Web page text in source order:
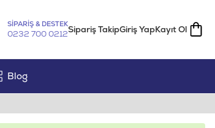
SİPARİŞ & DESTEK
0232 700 0212Sipariş TakipGiriş YapKayıt Ol
Blog